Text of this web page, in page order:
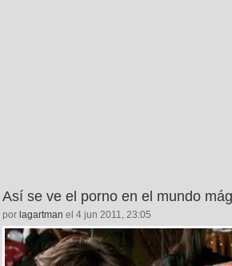
Así se ve el porno en el mundo
por lagartman el 4 jun 2011, 23:05